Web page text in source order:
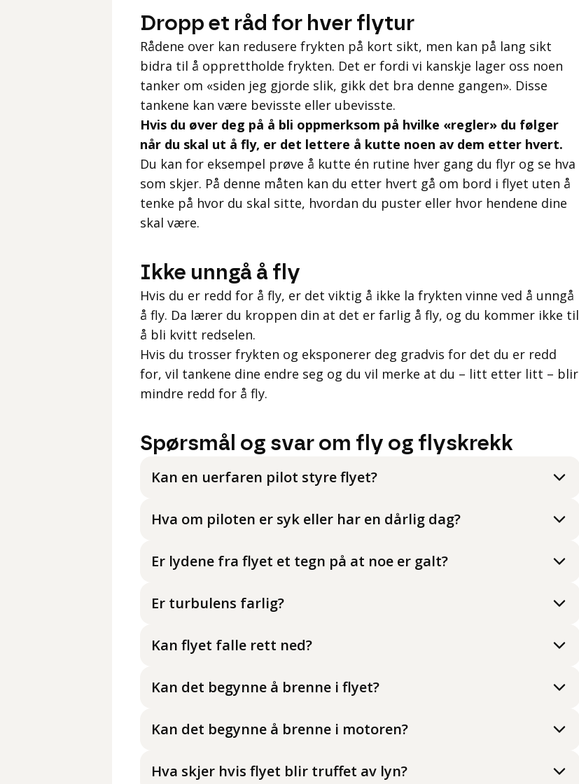
Dropp et råd for hver flytur
Rådene over kan redusere frykten på kort sikt, men kan på lang sikt
bidra til å opprettholde frykten. Det er fordi vi kanskje lager oss noen
tanker om «siden jeg gjorde slik, gikk det bra denne gangen». Disse
tankene kan være bevisste eller ubevisste.
Hvis du øver deg på å bli oppmerksom på hvilke «regler» du følger
når du skal ut å fly, er det lettere å kutte noen av dem etter hvert.
Du kan for eksempel prøve å kutte én rutine hver gang du flyr og se hva
som skjer. På denne måten kan du etter hvert gå om bord i flyet uten å
tenke på hvor du skal sitte, hvordan du puster eller hvor hendene dine
skal være.
Ikke unngå å fly
Hvis du er redd for å fly, er det viktig å ikke la frykten vinne ved å unngå
å fly. Da lærer du kroppen din at det er farlig å fly, og du kommer ikke til
å bli kvitt redselen.
Hvis du trosser frykten og eksponerer deg gradvis for det du er redd
for, vil tankene dine endre seg og du vil merke at du – litt etter litt – blir
mindre redd for å fly.
Spørsmål og svar om fly og flyskrekk
Kan en uerfaren pilot styre flyet?
Hva om piloten er syk eller har en dårlig dag?
Er lydene fra flyet et tegn på at noe er galt?
Er turbulens farlig?
Kan flyet falle rett ned?
Kan det begynne å brenne i flyet?
Kan det begynne å brenne i motoren?
Hva skjer hvis flyet blir truffet av lyn?